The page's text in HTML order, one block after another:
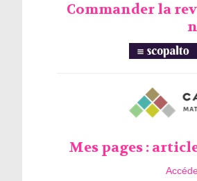
Commander la
Mes pages :